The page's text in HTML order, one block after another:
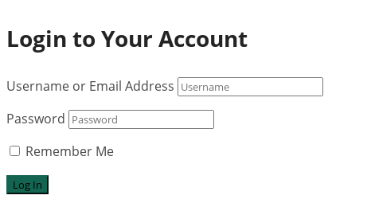
Login to Your Account
Username or Email Address
Password
Remember Me